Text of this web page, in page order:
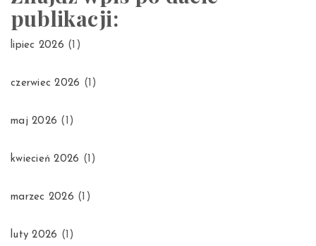
publikacji:
lipiec 2026 (1)
czerwiec 2026 (1)
maj 2026 (1)
kwiecień 2026 (1)
marzec 2026 (1)
luty 2026 (1)